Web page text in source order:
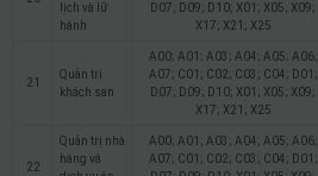
lịch và lữ
hành
D07; D09; D10; X01; X05; X09;
X17; X21; X25
21
Quản trị
khách san
A00; A01; A03; A04; A05; A06;
A07; C01; C02; C03; C04; D01;
D07; D09; D10; X01; X05; X09;
X17; X21; X25
22
Quản trị nhà
hàng và
A00; A01; A03; A04; A05; A06;
A07; C01; C02; C03; C04; D01;